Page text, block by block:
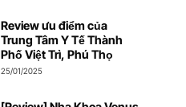
Review ưu điểm của
Trung Tâm Y Tế Thành
Phố Việt Trì, Phú Thọ
25/01/2025